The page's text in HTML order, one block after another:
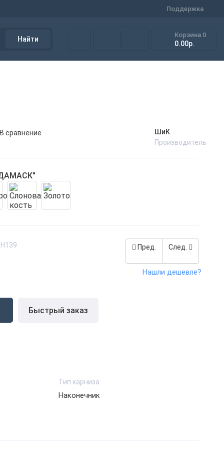
Поддержка
Найти
Корзина 0
0.00р.
Пред. След.
ШиК
Производитель
Быстрый заказ
Нашли дешевле?
В сравнение
Тип карниза
Наконечник